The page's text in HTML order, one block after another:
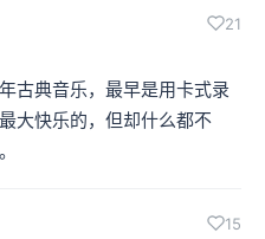
21
古典音乐，最早是用卡式录
大快乐的，但却什么都不
15